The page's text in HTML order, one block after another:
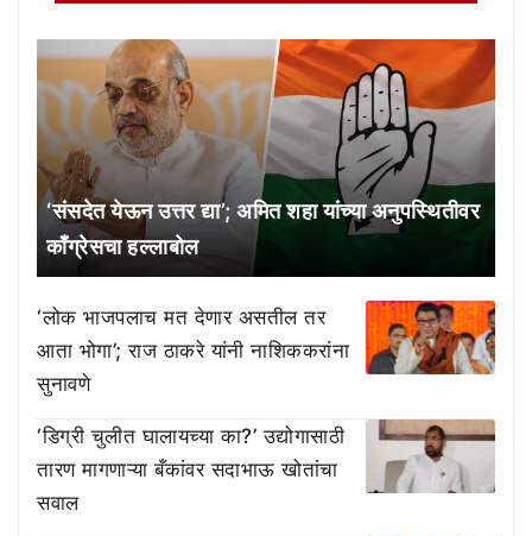
‘संसदेत येऊन उत्तर द्या’; अमित शहा यांच्या अनुपस्थितीवर
काँग्रेसचा हल्लाबोल
‘लोक भाजपलाच मत देणार असतील तर
आता भोगा’; राज ठाकरे यांनी नाशिककरांना
सुनावणे
‘डिग्री चुलीत घालायच्या का?’ उद्योगासाठी
तारण मागणाऱ्या बँकांवर सदाभाऊ खोतांचा
सवाल